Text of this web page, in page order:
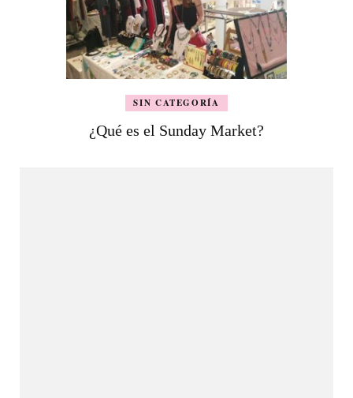
SIN CATEGORÍA
¿Qué es el Sunday Market?